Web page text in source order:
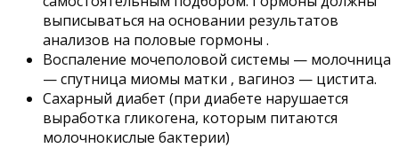
выписываться на основании результатов
анализов на половые гормоны .
Воспаление мочеполовой системы — молочница
— спутница миомы матки , вагиноз — цистита.
Сахарный диабет (при диабете нарушается
выработка гликогена, которым питаются
молочнокислые бактерии)